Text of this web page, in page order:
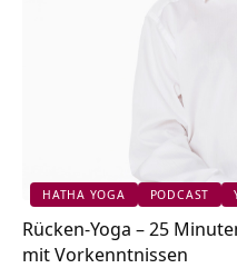
HATHA YOGA PODCAST
Rücken-Yoga – 25
mit Vorkenntnissen